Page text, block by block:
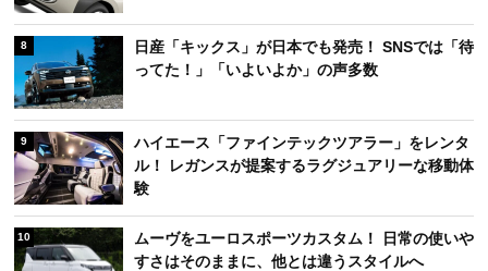
8
日産「キックス」が日本でも発売！ SNSでは「待
ってた！」「いよいよか」の声多数
9
ハイエース「ファインテックツアラー」をレンタ
ル！ レガンスが提案するラグジュアリーな移動体
験
10
ムーヴをユーロスポーツカスタム！ 日常の使いや
すさはそのままに、他とは違うスタイルへ